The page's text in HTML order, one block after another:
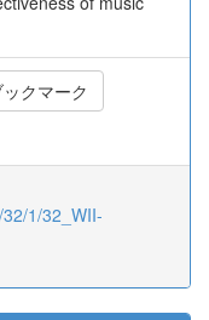
クマーク
1/32_WII-